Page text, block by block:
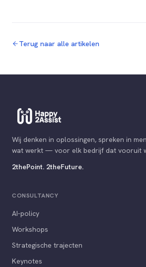
Terug naar alle artikelen
Wij denken in oplossingen, spreken in
wat werkt — voor elk bedrijf dat vooruit
2thePoint. 2theFuture.
CONSULTANCY
AI-policy
Workshops
Strategische trajecten
Keynotes